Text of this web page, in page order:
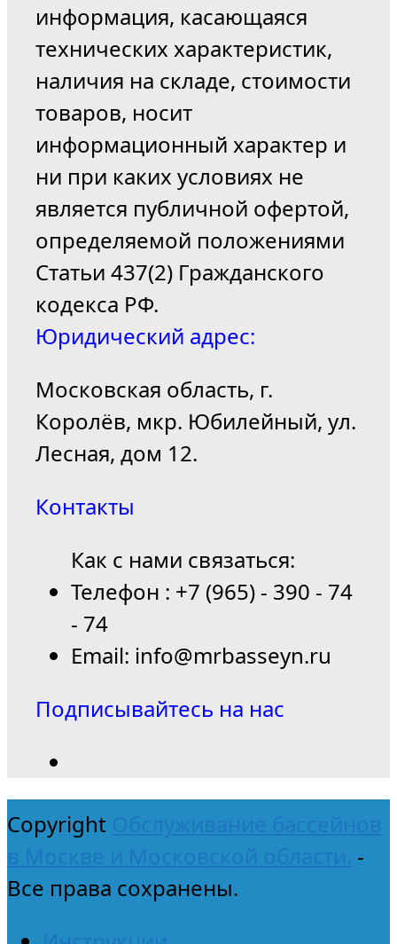
информация, касающаяся
технических характеристик,
наличия на складе, стоимости
товаров, носит
информационный характер и
ни при каких условиях не
является публичной офертой,
определяемой положениями
Статьи 437(2) Гражданского
кодекса РФ.
Юридический адрес:
Московская область, г.
Королёв, мкр. Юбилейный, ул.
Лесная, дом 12.
Контакты
Как с нами связаться:
Телефон : +7 (965) - 390 - 74
- 74
Email: info@mrbasseyn.ru
Подписывайтесь на нас
Copyright Обслуживание бассейнов
в Москве и Московской области. -
Все права сохранены.